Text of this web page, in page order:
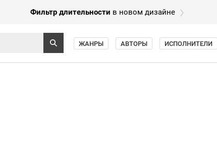
Фильтр длительности в новом дизайне
ЖАНРЫ АВТОРЫ ИСПОЛНИТЕЛИ